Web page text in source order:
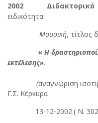
2002
ειδικότητα
Μουσική, τίτλος
«Η
εκτέλεσης»,
(αναγνώριση
Γ.Σ. Κέρκυρα
13-12-2002.( Ν. 3027/